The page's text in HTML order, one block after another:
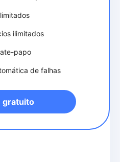
ilimitados
papo
de falhas
gratuito